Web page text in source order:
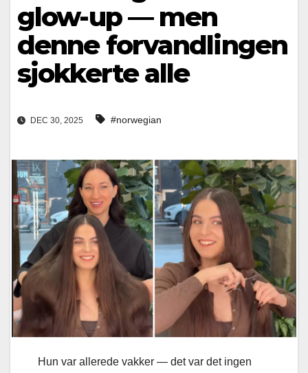
glow-up — men
denne forvandlingen
sjokkerte alle
DEC 30, 2025 #norwegian
Hun var allerede vakker — det var det ingen